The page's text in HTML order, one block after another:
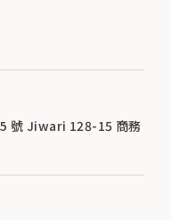
號 Jiwari 128-15 商務